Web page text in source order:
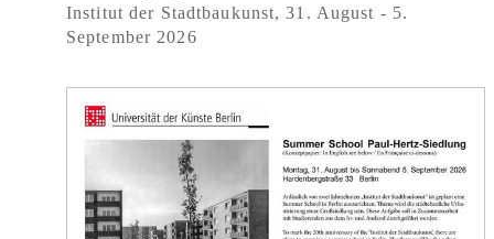
Institut der Stadtbaukunst, 31. August - 5.
September 2026